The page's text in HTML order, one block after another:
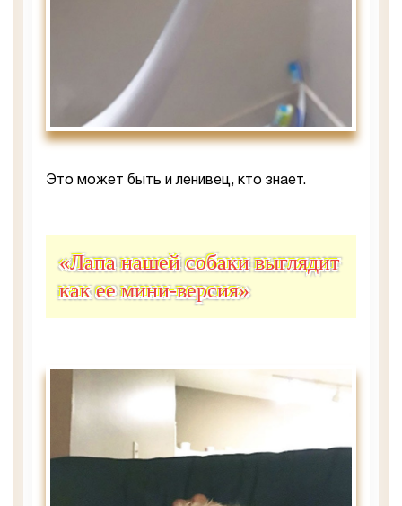
Это может быть и ленивец, кто знает.
«Лапа нашей собаки выглядит
как ее мини-версия»